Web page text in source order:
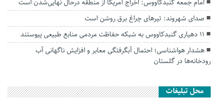
امام جمعه گنبدکاووس: اخراج آمریکا از منطقه درحال نهایی‌شدن است
صدای شهروند: تیرهای چراغ برق روشن است
۱۱ دهیاری گنبدکاووس به شبکه حفاظت مردمی منابع طبیعی پیوستند
هشدار هواشناسی؛ احتمال آبگرفتگی معابر و افزایش ناگهانی آب
رودخانه‌ها در گلستان
محل تبلیغات